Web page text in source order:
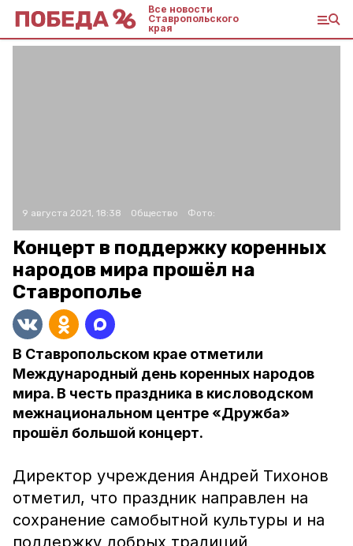
Все новости
Ставропольского
края
9 августа 2021, 18:38 Общество Фото:
Концерт в поддержку коренных
народов мира прошёл на
Ставрополье
В Ставропольском крае отметили
Международный день коренных народов
мира. В честь праздника в кисловодском
межнациональном центре «Дружба»
прошёл большой концерт.
Директор учреждения Андрей Тихонов
отметил, что праздник направлен на
сохранение самобытной культуры и на
поддержку добрых традиций